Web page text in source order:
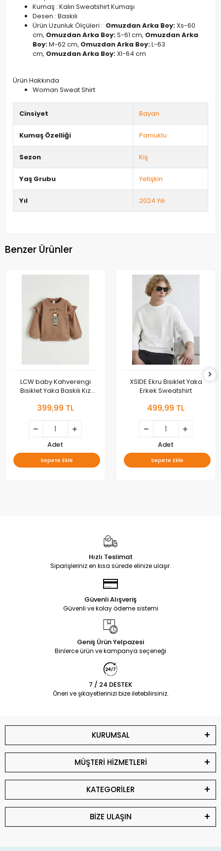
Kumaş : Kalın Sweatshirt Kumaşı
Desen : Baskılı
Ürün Uzunluk Ölçüleri : Omuzdan Arka Boy:Xs-60
cm, Omuzdan Arka Boy:S-61 cm, Omuzdan Arka
Boy:M-62 cm, Omuzdan Arka Boy:L-63
cm, Omuzdan Arka Boy:Xl-64 cm
Ürün Hakkında
Woman Sweat Shirt
Cinsiyet Bayan
Kumaş Özelliği Pamuklu
Sezon Kış
Yaş Grubu Yetişkin
Yıl 2024 Yılı
Benzer Ürünler
LCW baby Kahverengi
Bisiklet Yaka Baskılı Kız
399,99 TL
Adet
Sepete Ekle
XSIDE Ekru Bisiklet Yaka
Erkek Sweatshirt
499,99 TL
Adet
Sepete Ekle
Hızlı Teslimat
Siparişleriniz en kısa sürede elinize ulaşır.
Güvenli Alışveriş
Güvenli ve kolay ödeme sistemi
Geniş Ürün Yelpazesi
Binlerce ürün ve kampanya seçeneği
7 / 24 DESTEK
Öneri ve şikayetlerinizi bize iletebilirsiniz.
KURUMSAL
MÜŞTERİ HİZMETLERİ
KATEGORİLER
BİZE ULAŞIN